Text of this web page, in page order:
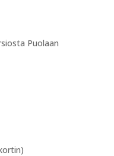
Puolaan